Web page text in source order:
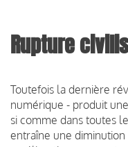
Rupture
Toutefois la dernière
numérique - produit
si comme dans toutes
entraîne une